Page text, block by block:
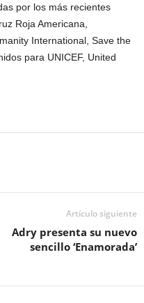
por los más recientes
Roja Americana,
International, Save the
para UNICEF, United
Artículo siguiente
Adry presenta su nuevo
sencillo ‘Enamorada’